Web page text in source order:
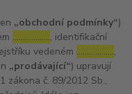
„obchodní podmínky“)
………………, identifikační
vedeném ………………,
„prodávající“) upravují
zákona č. 89/2012 Sb.,